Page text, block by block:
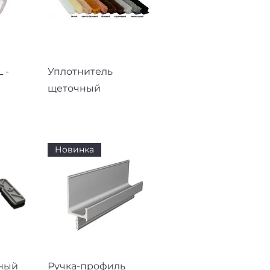
- Быстрый просмотр
Уплотнитель
щеточный
Быстрый просмотр
Новинка
Ручка-профиль